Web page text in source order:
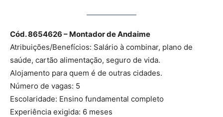
Cód. 8654626 – Montador de Andaime
Atribuições/Benefícios: Salário à combinar, plano de
saúde, cartão alimentação, seguro de vida.
Alojamento para quem é de outras cidades.
Número de vagas: 5
Escolaridade: Ensino fundamental completo
Experiência exigida: 6 meses